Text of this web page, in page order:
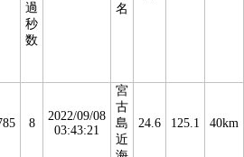
過
秒
数
名
8
2022/09/08
03:43:21
宮
古
島
近
24.6 125.1 40km